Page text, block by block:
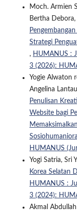
Moch. Armien
Bertha
Strategi
, HUMANUS :
3 (2026):
Yogie Alwaton
Angelina
Penulisan
Website bagi
HUMANUS
Yogi Satria, Sri
Korea Selatan
HUMANUS :
3 (2024):
Akmal